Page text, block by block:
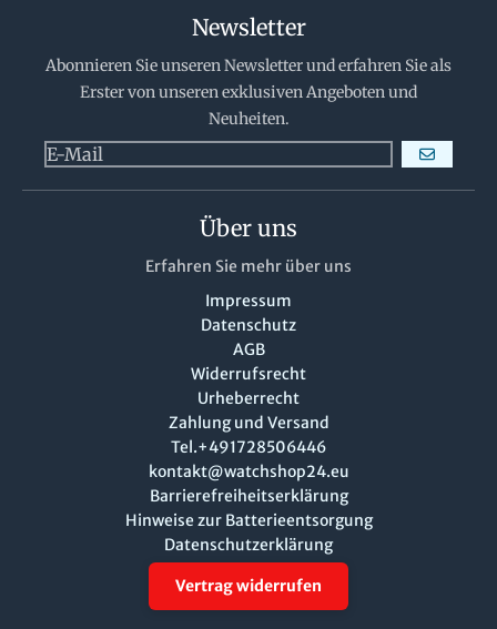
Newsletter
Abonnieren Sie unseren Newsletter und erfahren Sie als
Erster von unseren exklusiven Angeboten und
Neuheiten.
Über uns
Erfahren Sie mehr über uns
Impressum
Datenschutz
AGB
Widerrufsrecht
Urheberrecht
Zahlung und Versand
Tel.+491728506446
kontakt@watchshop24.eu
Barrierefreiheitserklärung
Hinweise zur Batterieentsorgung
Datenschutzerklärung
Vertrag widerrufen